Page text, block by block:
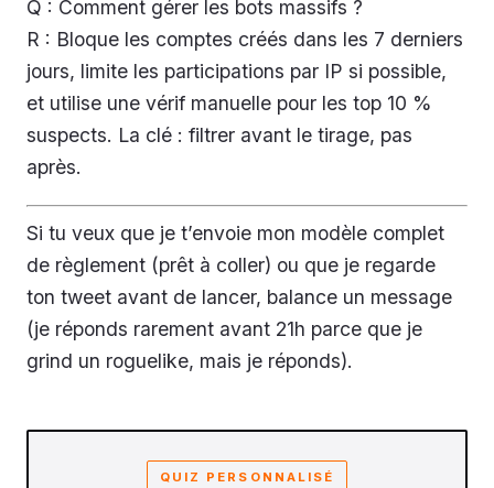
Q : Comment gérer les bots massifs ?
R : Bloque les comptes créés dans les 7 derniers
jours, limite les participations par IP si possible,
et utilise une vérif manuelle pour les top 10 %
suspects. La clé : filtrer avant le tirage, pas
après.
Si tu veux que je t’envoie mon modèle complet
de règlement (prêt à coller) ou que je regarde
ton tweet avant de lancer, balance un message
(je réponds rarement avant 21h parce que je
grind un roguelike, mais je réponds).
QUIZ PERSONNALISÉ